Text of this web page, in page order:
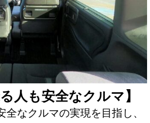
人も安全なクルマ】
なクルマの実現を目指し、